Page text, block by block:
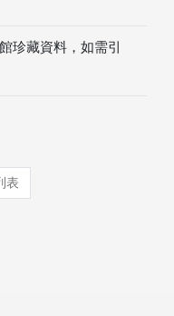
珍藏資料，如需引
表